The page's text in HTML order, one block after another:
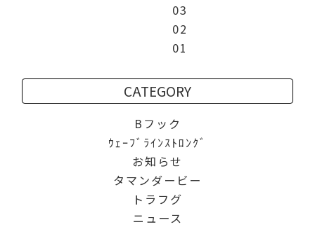
03
02
01
CATEGORY
Bフック
ｳｪｰﾌﾞﾗｲﾝｽﾄﾛﾝｸﾞ
お知らせ
タマンダービー
トラフグ
ニュース